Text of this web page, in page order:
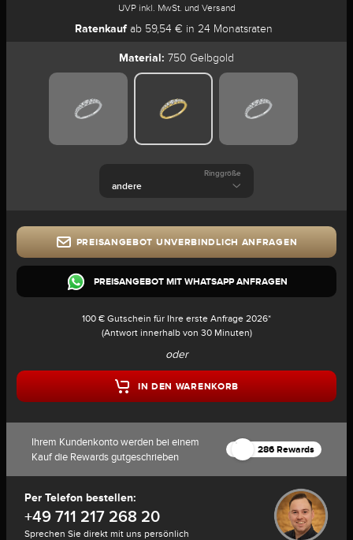
UVP inkl. MwSt. und Versand
Ratenkaufab 59,54 € in 24 Monatsraten
Material: 750 Gelbgold
Ringgröße
PREISANGEBOT UNVERBINDLICH ANFRAGEN
PREISANGEBOT MIT WHATSAPP ANFRAGEN
100 € Gutschein für Ihre erste Anfrage 2026*
(Antwort innerhalb von 30 Minuten)
oder
IN DEN WARENKORB
Ihrem Kundenkonto werden bei einem
Kauf die Rewards gutgeschrieben
286 Rewards
Per Telefon bestellen:
+49 711 217 268 20
Sprechen Sie direkt mit uns persönlich